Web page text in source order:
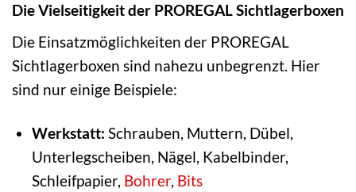
Die Vielseitigkeit der PROREGAL Sichtlagerboxen
Die Einsatzmöglichkeiten der PROREGAL
Sichtlagerboxen sind nahezu unbegrenzt. Hier
sind nur einige Beispiele:
Werkstatt: Schrauben, Muttern, Dübel,
Unterlegscheiben, Nägel, Kabelbinder,
Schleifpapier, Bohrer, Bits